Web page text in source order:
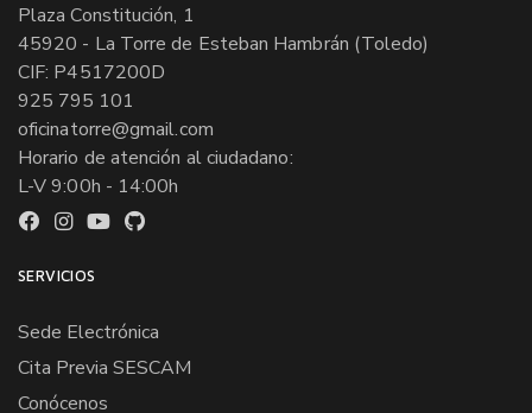
Plaza Constitución, 1
45920 - La Torre de Esteban Hambrán (Toledo)
CIF: P4517200D
925 795 101
oficinatorre@gmail.com
Horario de atención al ciudadano:
L-V 9:00h - 14:00h
SERVICIOS
Sede Electrónica
Cita Previa SESCAM
Conócenos